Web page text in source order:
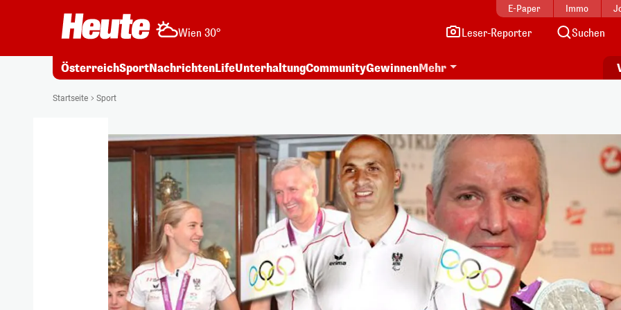
E-Paper Immo
Wien 30° Leser-Reporter Suchen
ÖsterreichSportNachrichtenLifeUnterhaltungCommunityGewinnenMehr
Startseite Sport